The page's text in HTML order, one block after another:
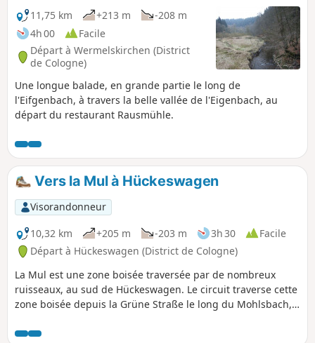
11,75 km
+213 m
-208 m
4h 00
Facile
Départ à Wermelskirchen (District
de Cologne)
Une longue balade, en grande partie le long de
l'Eifgenbach, à travers la belle vallée de l'Eigenbach, au
départ du restaurant Rausmühle.
Vers la Mul à Hückeswagen
Visorandonneur
10,32 km
+205 m -203 m 3h 30
Facile
Départ à Hückeswagen (District de Cologne)
La Mul est une zone boisée traversée par de nombreux
ruisseaux, au sud de Hückeswagen. Le circuit traverse cette
zone boisée depuis la Grüne Straße le long du Mohlsbach,
Niederburghof, Purg et, de l'autre côté du Purder Bach,